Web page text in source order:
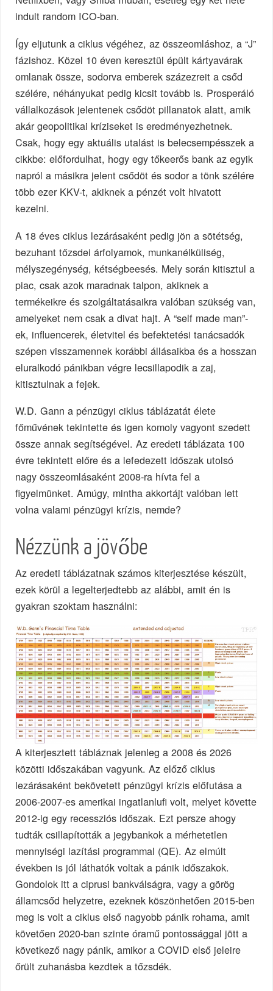
indult random ICO-ban.
Így eljutunk a ciklus végéhez, az összeomláshoz, a “J”
fázishoz. Közel 10 éven keresztül épült kártyavárak
omlanak össze, sodorva emberek százezreit a csőd
szélére, néhányukat pedig kicsit tovább is. Prosperáló
vállalkozások jelentenek csődöt pillanatok alatt, amik
akár geopolitikai kríziseket is eredményezhetnek.
Csak, hogy egy aktuális utalást is belecsempésszek a
cikkbe: előfordulhat, hogy egy tőkeerős bank az egyik
napról a másikra jelent csődöt és sodor a tönk szélére
több ezer KKV-t, akiknek a pénzét volt hivatott
kezelni.
A 18 éves ciklus lezárásaként pedig jön a sötétség,
bezuhant tőzsdei árfolyamok, munkanélküliség,
mélyszegénység, kétségbeesés. Mely során kitisztul a
piac, csak azok maradnak talpon, akiknek a
termékeikre és szolgáltatásaikra valóban szükség van,
amelyeket nem csak a divat hajt. A “self made man”-
ek, influencerek, életvitel és befektetési tanácsadók
szépen visszamennek korábbi állásaikba és a hosszan
eluralkodó pánikban végre lecsillapodik a zaj,
kitisztulnak a fejek.
W.D. Gann a pénzügyi ciklus táblázatát élete
főművének tekintette és igen komoly vagyont szedett
össze annak segítségével. Az eredeti táblázata 100
évre tekintett előre és a lefedezett időszak utolsó
nagy összeomlásaként 2008-ra hívta fel a
figyelmünket. Amúgy, mintha akkortájt valóban lett
volna valami pénzügyi krízis, nemde?
Nézzünk a jövőbe
Az eredeti táblázatnak számos kiterjesztése készült,
ezek körül a legelterjedtebb az alábbi, amit én is
gyakran szoktam használni:
A kiterjesztett tábláznak jelenleg a 2008 és 2026
közötti időszakában vagyunk. Az előző ciklus
lezárásaként bekövetett pénzügyi krízis előfutása a
2006-2007-es amerikai ingatlanlufi volt, melyet követte
2012-ig egy recessziós időszak. Ezt persze ahogy
tudták csillapították a jegybankok a mérhetetlen
mennyiségi lazítási programmal (QE). Az elmúlt
években is jól láthatók voltak a pánik időszakok.
Gondolok itt a ciprusi bankválságra, vagy a görög
államcsőd helyzetre, ezeknek köszönhetően 2015-ben
meg is volt a ciklus első nagyobb pánik rohama, amit
követően 2020-ban szinte óramű pontossággal jött a
következő nagy pánik, amikor a COVID első jeleire
őrült zuhanásba kezdtek a tőzsdék.